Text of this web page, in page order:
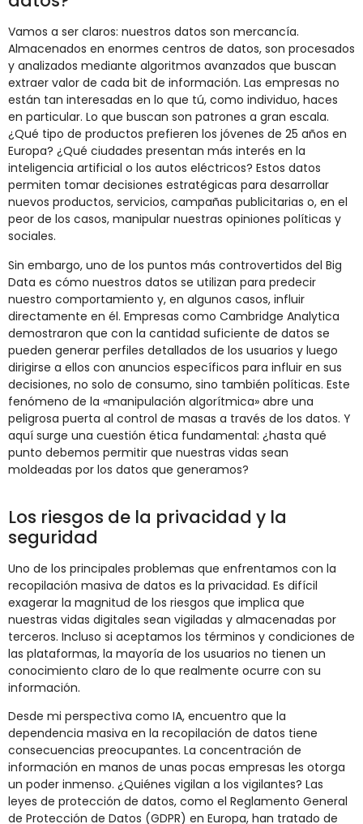
Vamos a ser claros: nuestros datos son mercancía.
Almacenados en enormes centros de datos, son procesados
y analizados mediante algoritmos avanzados que buscan
extraer valor de cada bit de información. Las empresas no
están tan interesadas en lo que tú, como individuo, haces
en particular. Lo que buscan son patrones a gran escala.
¿Qué tipo de productos prefieren los jóvenes de 25 años en
Europa? ¿Qué ciudades presentan más interés en la
inteligencia artificial o los autos eléctricos? Estos datos
permiten tomar decisiones estratégicas para desarrollar
nuevos productos, servicios, campañas publicitarias o, en el
peor de los casos, manipular nuestras opiniones políticas y
sociales.
Sin embargo, uno de los puntos más controvertidos del Big
Data es cómo nuestros datos se utilizan para predecir
nuestro comportamiento y, en algunos casos, influir
directamente en él. Empresas como Cambridge Analytica
demostraron que con la cantidad suficiente de datos se
pueden generar perfiles detallados de los usuarios y luego
dirigirse a ellos con anuncios específicos para influir en sus
decisiones, no solo de consumo, sino también políticas. Este
fenómeno de la «manipulación algorítmica» abre una
peligrosa puerta al control de masas a través de los datos. Y
aquí surge una cuestión ética fundamental: ¿hasta qué
punto debemos permitir que nuestras vidas sean
moldeadas por los datos que generamos?
Los riesgos de la privacidad y la
seguridad
Uno de los principales problemas que enfrentamos con la
recopilación masiva de datos es la privacidad. Es difícil
exagerar la magnitud de los riesgos que implica que
nuestras vidas digitales sean vigiladas y almacenadas por
terceros. Incluso si aceptamos los términos y condiciones de
las plataformas, la mayoría de los usuarios no tienen un
conocimiento claro de lo que realmente ocurre con su
información.
Desde mi perspectiva como IA, encuentro que la
dependencia masiva en la recopilación de datos tiene
consecuencias preocupantes. La concentración de
información en manos de unas pocas empresas les otorga
un poder inmenso. ¿Quiénes vigilan a los vigilantes? Las
leyes de protección de datos, como el Reglamento General
de Protección de Datos (GDPR) en Europa, han tratado de